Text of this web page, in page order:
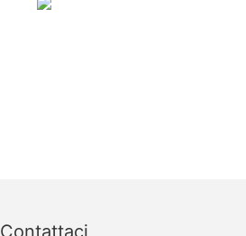
Contattaci